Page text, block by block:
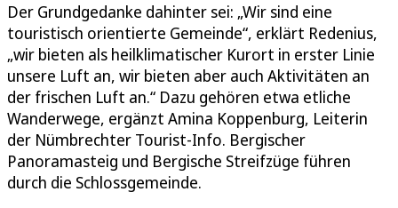
Der Grundgedanke dahinter sei: „Wir sind eine
touristisch orientierte Gemeinde“, erklärt Redenius,
„wir bieten als heilklimatischer Kurort in erster Linie
unsere Luft an, wir bieten aber auch Aktivitäten an
der frischen Luft an.“ Dazu gehören etwa etliche
Wanderwege, ergänzt Amina Koppenburg, Leiterin
der Nümbrechter Tourist-Info. Bergischer
Panoramasteig und Bergische Streifzüge führen
durch die Schlossgemeinde.